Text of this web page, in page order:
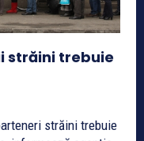
străini trebuie
străini trebuie